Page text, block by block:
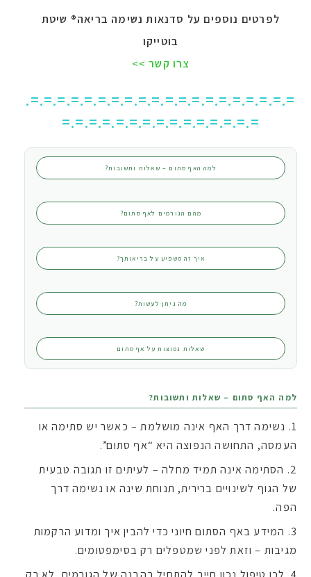
לפרטים נוספים על סדנאות נשימה בריאה® שיטת
בוטייקו
צרו קשר >>
=.=.=.=.=.=.=.=.=.=.=.=.=.=.=.=.=.=.=.=.
=.=.=.=.=.=.=.=.=.=.=.=.=.=.=
למה האף סתום – שאלות ותשובות?
מהם הגורמים לאף סתום?
איך זה משפיע על בריאותך?
מה ניתן לעשות?
שאלות נפוצות על אף סתום
למה האף סתום – שאלות ותשובות?
נשימה דרך האף אינה מושלמת – כאשר יש סתימה או
העמסה, התחושה הנפוצה היא “אף סתום”.
הסתימה אינה תמיד מחלה – לעיתים זו תגובה טבעית
של הגוף לשינויים ברירית, תנוחת שינה או נשימה דרך
הפה.
המידע באף הסתום חיוני כדי להבין איך ומדוע הרקמות
מגיבות – וזאת לפני שמטפלים רק בסימפטומים.